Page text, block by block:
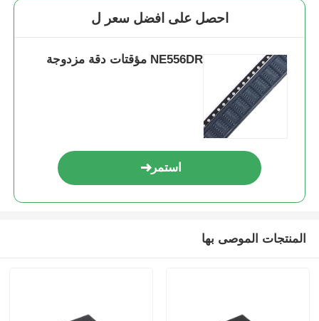
احصل على افضل سعر ل
NE556DR مؤقتات دقة مزدوجة
استمر
المنتجات الموصى بها